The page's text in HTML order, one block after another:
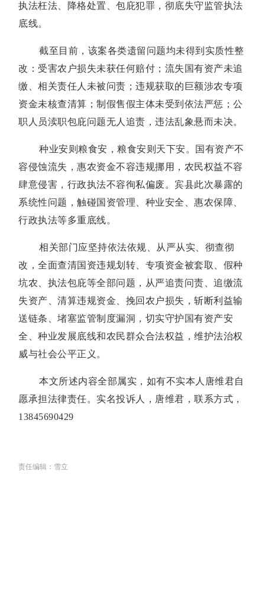
执法枉法、降格处置、包庇犯罪，彻底失守监管执法
底线。
截至目前，该案各类遗留问题均未得到实质性整
改：受害农户损失未获任何赔付；流失国有资产未追
缴、相关责任人未被问责；违规获取的巨额涉农专项
资金未核查清算；制假售假主体未受到依法严惩；公
职人员渎职包庇问题无人追责，违法乱象悬而未决。
种业安则粮食安，粮食安则天下安。国有资产不
容侵蚀流失，惠农资金不容违规挪用，农民权益不容
肆意侵害，行政执法不容徇私偏废。宾县此次暴露的
系统性问题，触碰国资管理、种业安全、惠农保障、
行政执法等多重底线。
相关部门应坚持依法依规、从严从实、彻查彻
改，全面查清国资违规划转、专项资金被套取、假种
坑农、执法包庇等全部问题，从严追责问责、追缴流
失资产、清算违规资金、挽回农户损失，斩断利益输
送链条、堵塞监管制度漏洞，切实守护国有资产安
全、种业发展底线和农民群众合法权益，维护法治权
威与社会公平正义。
本文所述内容全部属实，如有不实本人唐维君自
愿承担法律责任。实名投诉人，唐维君，联系方式，
13845690429
责任编辑：雪立